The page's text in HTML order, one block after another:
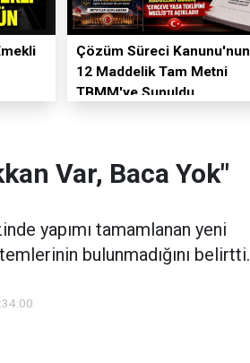
Çözüm Süreci Kanunu'nun
12 Maddelik Tam Metni
TBMM'ye Sunuldu
Var, Baca Yok"
yapımı tamamlanan yeni
bulunmadığını belirtti.